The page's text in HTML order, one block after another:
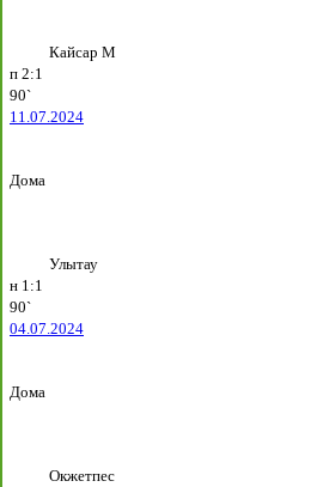
Кайсар М
п 2:1
90`
11.07.2024
Дома
Улытау
н 1:1
90`
04.07.2024
Дома
Окжетпес